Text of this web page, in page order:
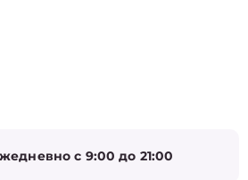
с 9:00 до 21:00